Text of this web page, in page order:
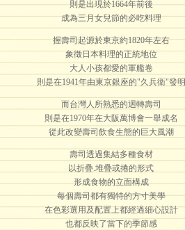
則是出現於1664年前後
成為三月女兒節的必吃料理
握壽司起源於東京約1820年左右
象徵日本料理的正統地位
大人小孩都愛的軍艦卷
則是在1941年由東京銀座的"久兵衛"發明
而台灣人所熟悉的迴轉壽司
則是在1970年在大阪萬博會一舉成名
從此改變壽司飲食生態的巨大風潮
壽司透過集結多種食材
以折疊.堆疊或捲的形式
形成食物的立面構成
每個壽司都有獨特的方寸美學
在色彩選用及配置上都經過細心設計
也都反映了當下的季節感